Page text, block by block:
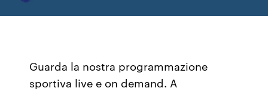
Guarda la nostra programmazione
sportiva live e on demand. A